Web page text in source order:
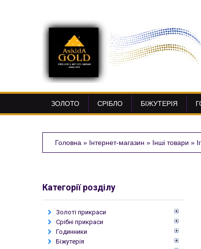
ЗОЛОТО СРІБЛО БІЖУТЕРІЯ
Головна » Інтернет-магазин » Інші товари »
Категорії розділу
Золоті прикраси
Срібні прикраси
Годинники
Біжутерія